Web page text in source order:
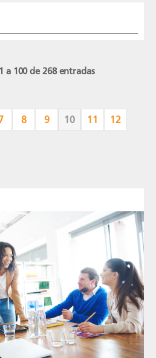
a 100 de 268 entradas
8 9 10 11
12